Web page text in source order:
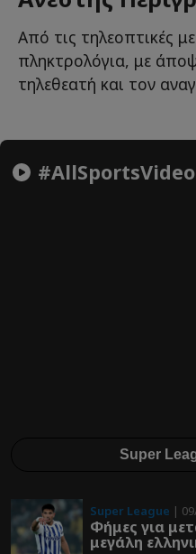
Από τις τηλεοπτικές
πληκτρολόγια, με
τηλεθεατή και τον
#AllSportsVideo
Super
Super League |
Φήμες για
μεγάλη